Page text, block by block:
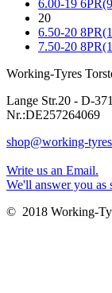
6.00-19
20
6.50-20
7.50-20
Working-Tyres
Lange Str.20 - D-
Nr.:DE257264069
shop@working-
Write us an Email.
We'll answer you as
© 2018 Working-